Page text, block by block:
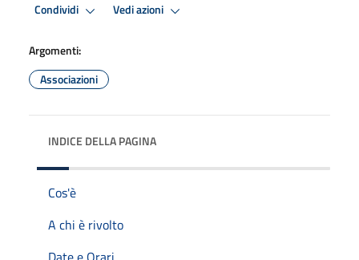
Condividi Vedi azioni
Argomenti:
Associazioni
INDICE DELLA PAGINA
Cos'è
A chi è rivolto